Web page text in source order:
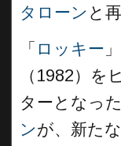
タローン と
「 ロッキー
（1982）を
ターとなった
ンが、新た